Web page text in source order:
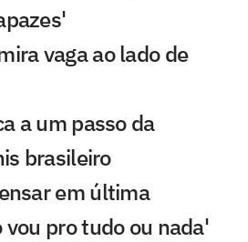
vaga ao lado de
a um passo da
brasileiro
em última
pro tudo ou nada'